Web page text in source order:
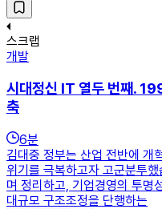
스크랩
개발
시대정신 IT 열두 번째.
축
6분
김대중 정부는 산업 전반에 개
위기를 극복하고자 고군분투
며 정리하고, 기업경영의 투명
대규모 구조조정을 단행하는